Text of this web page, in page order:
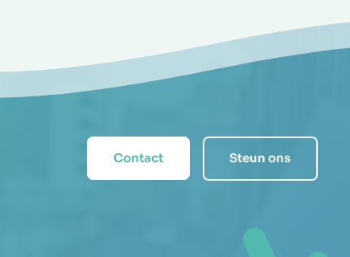
Contact Steun ons